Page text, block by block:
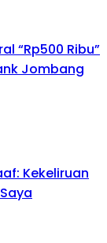
“Rp500 Ribu”
Jombang
Kekeliruan